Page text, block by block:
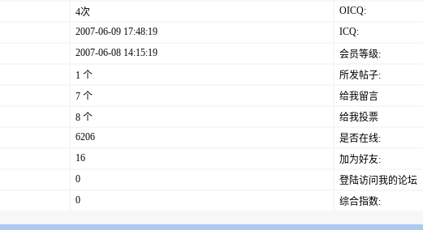
4次 OICQ:
2007-06-09 17:48:19 ICQ:
2007-06-08 14:15:19 会员等级:
1 个
所发帖子:
7 个 给我留言
8 个
给我投票
6206 是否在线:
16
加为好友:
0 登陆访问我的论坛
0 综合指数: